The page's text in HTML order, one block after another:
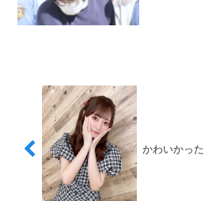
かわいかった